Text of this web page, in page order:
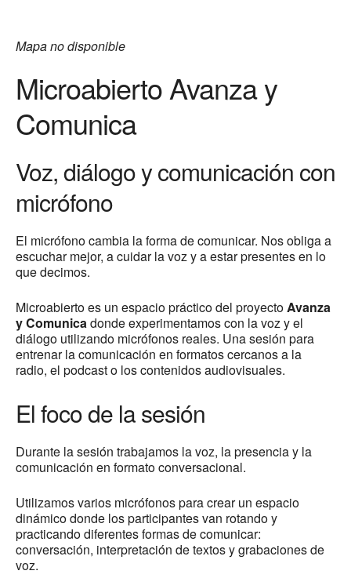
Mapa no disponible
Microabierto Avanza y
Comunica
Voz, diálogo y comunicación con
micrófono
El micrófono cambia la forma de comunicar. Nos obliga a
escuchar mejor, a cuidar la voz y a estar presentes en lo
que decimos.
Microabierto es un espacio práctico del proyectoAvanza
y Comunicadonde experimentamos con la voz y el
diálogo utilizando micrófonos reales. Una sesión para
entrenar la comunicación en formatos cercanos a la
radio, el podcast o los contenidos audiovisuales.
El foco de la sesión
Durante la sesión trabajamos la voz, la presencia y la
comunicación en formato conversacional.
Utilizamos varios micrófonos para crear un espacio
dinámico donde los participantes van rotando y
practicando diferentes formas de comunicar:
conversación, interpretación de textos y grabaciones de
voz.